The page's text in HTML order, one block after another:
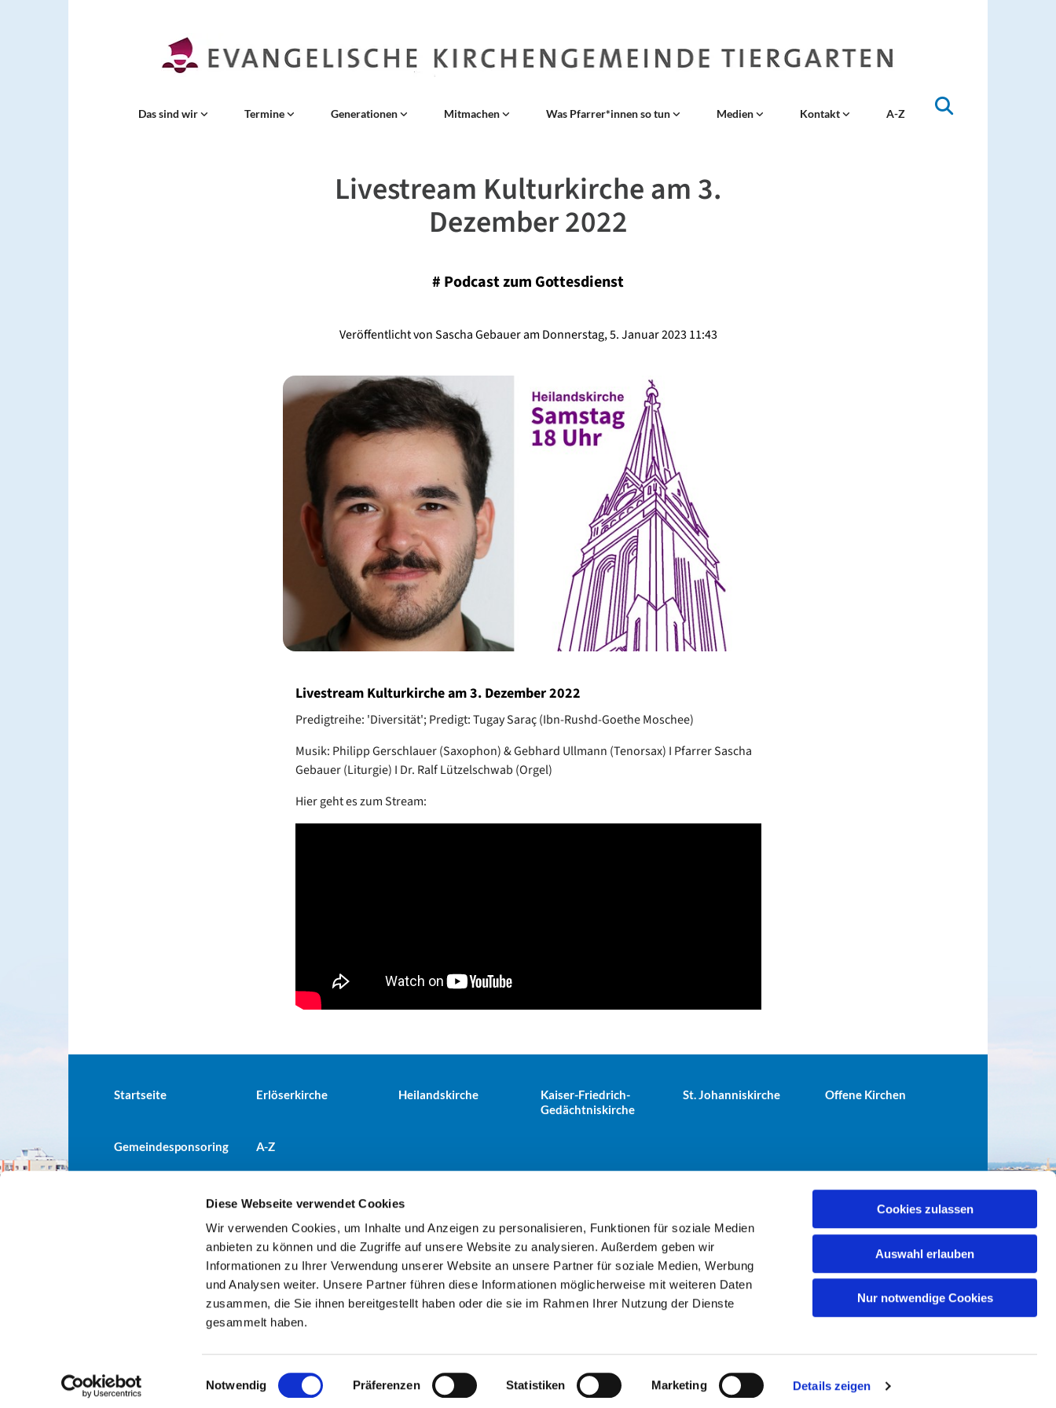
Diese Webseite verwendet Cookies
Wir verwenden Cookies, um Inhalte und Anzeigen zu personalisieren, Funktionen für soziale Medien
anbieten zu können und die Zugriffe auf unsere Website zu analysieren. Außerdem geben wir
Informationen zu Ihrer Verwendung unserer Website an unsere Partner für soziale Medien, Werbung
und Analysen weiter. Unsere Partner führen diese Informationen möglicherweise mit weiteren Daten
zusammen, die Sie ihnen bereitgestellt haben oder die sie im Rahmen Ihrer Nutzung der Dienste
gesammelt haben.
i
Notwendig Präferenzen Statistiken Marketing Details zeigen
Cookies zulassen
Auswahl erlauben
Nur notwendige Cookies
Das sind wir Termine Generationen Mitmachen Was Pfarrer*innen so tun Medien Kontakt A-Z
Livestream Kulturkirche am 3.
Dezember 2022
# Podcast zum Gottesdienst
Veröffentlicht von Sascha Gebauer am Donnerstag, 5. Januar 2023 11:43
Livestream Kulturkirche am 3. Dezember 2022
Predigtreihe: 'Diversität'; Predigt: Tugay Saraç (Ibn-Rushd-Goethe Moschee)
Musik: Philipp Gerschlauer (Saxophon) & Gebhard Ullmann (Tenorsax) I Pfarrer Sascha
Gebauer (Liturgie) I Dr. Ralf Lützelschwab (Orgel)
Hier geht es zum Stream:
Startseite Erlöserkirche Heilandskirche
Kaiser-Friedrich-
Gedächtniskirche
St. Johanniskirche Offene Kirchen
Gemeindesponsoring A-Z
Evangelische Kirchengemeinde Tiergarten · Alt-Moabit 25, 10559 Berlin+49303943498 kuesterei@ev-gemeinde-tiergarten.de
Kontaktinformationen Impressum